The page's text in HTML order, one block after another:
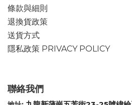
條款與細則
退換貨政策
送貨方式
隱私政策 PRIVACY POLICY
聯絡我們